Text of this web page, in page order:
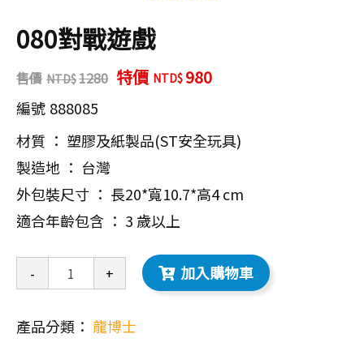
080對戰遊戲
售價 1280 特價 980
編號 888085
材質 ： 塑膠及紙製品(ST安全玩具)
製造地 ： 台灣
外包裝尺寸 ： 長20*寬10.7*高4 cm
適合年齡包含 ： 3 歲以上
- + 加入購物車
產品分類： 龍博士